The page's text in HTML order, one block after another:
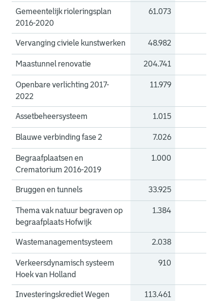
Gemeentelijk rioleringsplan
2016-2020
61.073
Vervanging civiele kunstwerken 48.982
Maastunnel renovatie 204.741
Openbare verlichting 2017-
2022
11.979
Assetbeheersysteem 1.015
Blauwe verbinding fase 2 7.026
Begraafplaatsen en
Crematorium 2016-2019
1.000
Bruggen en tunnels 33.925
Thema vak natuur begraven op
begraafplaats Hofwijk
1.384
Wastemanagementsysteem 2.038
Verkeersdynamisch systeem
Hoek van Holland
910
Investeringskrediet Wegen
113.461